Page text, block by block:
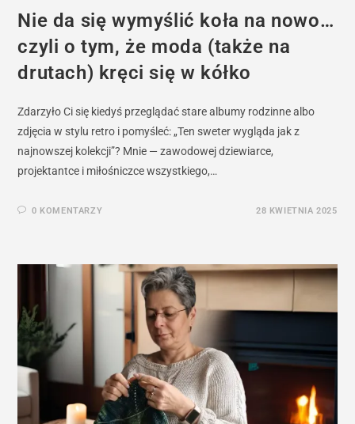
Nie da się wymyślić koła na nowo…
czyli o tym, że moda (także na
drutach) kręci się w kółko
Zdarzyło Ci się kiedyś przeglądać stare albumy rodzinne albo
zdjęcia w stylu retro i pomyśleć: „Ten sweter wygląda jak z
najnowszej kolekcji”? Mnie — zawodowej dziewiarce,
projektantce i miłośniczce wszystkiego,…
0 KOMENTARZY 28 KWIETNIA 2025